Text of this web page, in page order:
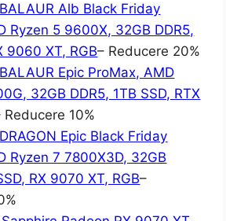
Alb Black Friday
Ryzen 5 9600X, 32GB DDR5,
9060 XT, RGB– Reducere 20%
Epic ProMax, AMD
32GB DDR5, 1TB SSD, RTX
Reducere 10%
Epic Black Friday
Ryzen 7 7800X3D, 32GB
RX 9070 XT, RGB–